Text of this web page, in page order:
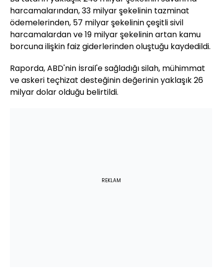
harcamalarından, 33 milyar şekelinin tazminat
ödemelerinden, 57 milyar şekelinin çeşitli sivil
harcamalardan ve 19 milyar şekelinin artan kamu
borcuna ilişkin faiz giderlerinden oluştuğu kaydedildi.
Raporda, ABD'nin İsrail'e sağladığı silah, mühimmat
ve askeri teçhizat desteğinin değerinin yaklaşık 26
milyar dolar olduğu belirtildi.
REKLAM